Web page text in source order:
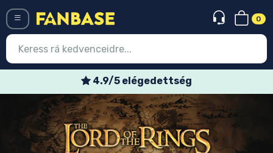
0
4.9/5 elégedettség
Belépés Regisztráció
Legújabb cuccok